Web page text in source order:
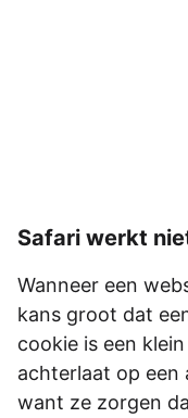
Safari werkt
Wanneer een
kans groot dat
cookie is een
achterlaat op een
want ze zorgen